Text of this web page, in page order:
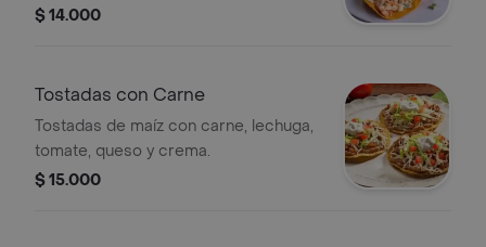
de verduras.
$ 14.000
Tostadas con Carne
Tostadas de maíz con carne, lechuga,
tomate, queso y crema.
$ 15.000